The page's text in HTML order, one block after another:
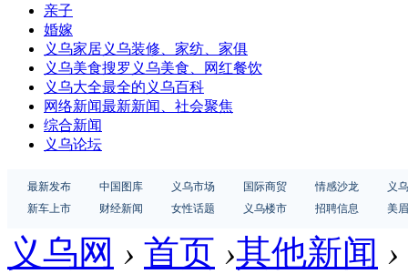
亲子
婚嫁
义乌家居义乌装修、家纺、家俱
义乌美食搜罗义乌美食、网红餐饮
义乌大全最全的义乌百科
网络新闻最新新闻、社会聚焦
综合新闻
义乌论坛
最新发布 中国图库 义乌市场 国际商贸 情感沙龙
义
新车上市
财经新闻 女性话题 义乌楼市 招聘信息 美
义乌网 › 首页 ›其他新闻 ›